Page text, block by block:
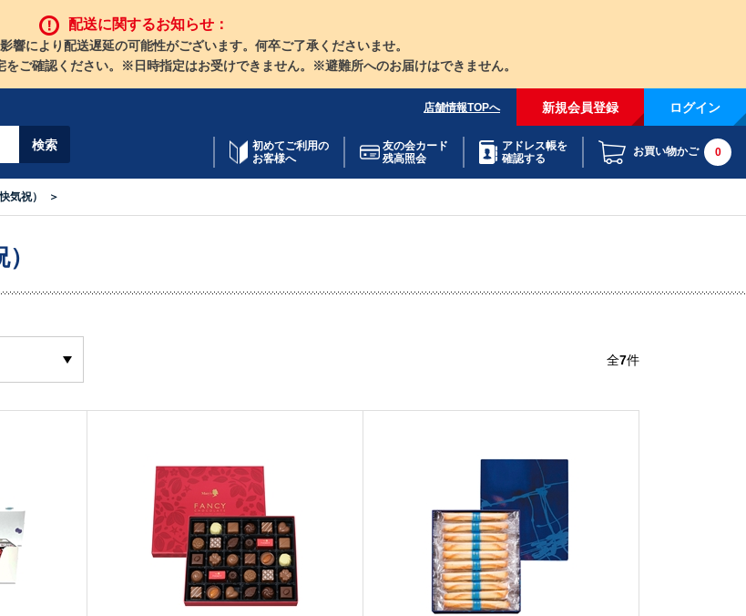
配送に関するお知らせ：
響により配送遅延の可能性がございます。何卒ご了承くださいませ。
ご確認ください。※日時指定はお受けできません。※避難所へのお届けはできません。
店舗情報TOPへ 新規会員登録 ログイン
初めてご利用の
お客様へ
友の会カード
残高照会
アドレス帳を
確認する
お買い物かご 0
気祝）
全7件